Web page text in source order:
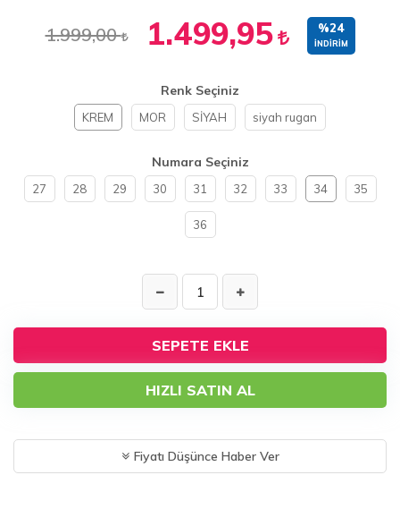
1.999,00 1.499,95 %24
İNDIRIM
Renk Seçiniz
KREM MOR SİYAH siyah rugan
Numara Seçiniz
27 28 29 30 31 32 33 34 35
36
SEPETE EKLE
HIZLI SATIN AL
Fiyatı Düşünce Haber Ver